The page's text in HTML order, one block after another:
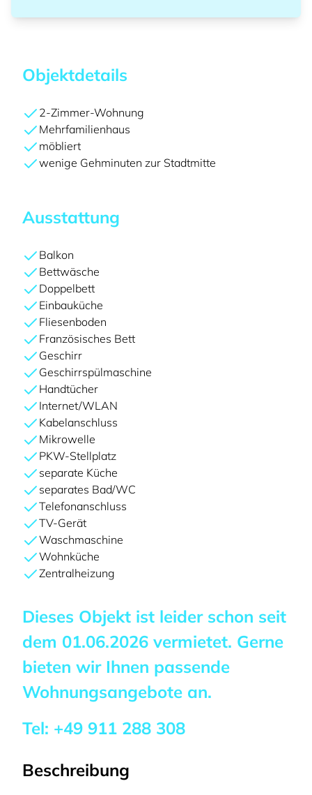
Objektdetails
2-Zimmer-Wohnung
Mehrfamilienhaus
möbliert
wenige Gehminuten zur Stadtmitte
Ausstattung
Balkon
Bettwäsche
Doppelbett
Einbauküche
Fliesenboden
Französisches Bett
Geschirr
Geschirrspülmaschine
Handtücher
Internet/WLAN
Kabelanschluss
Mikrowelle
PKW-Stellplatz
separate Küche
separates Bad/WC
Telefonanschluss
TV-Gerät
Waschmaschine
Wohnküche
Zentralheizung
Dieses Objekt ist leider schon seit
dem 01.06.2026 vermietet. Gerne
bieten wir Ihnen passende
Wohnungsangebote an.
Tel: +49 911 288 308
Beschreibung